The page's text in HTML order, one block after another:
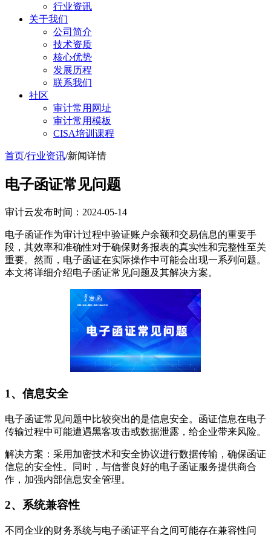
行业资讯
关于我们
公司简介
技术资质
核心优势
发展历程
联系我们
社区
审计常用网址
审计常用模板
CISA培训课程
首页/行业资讯/新闻详情
电子函证常见问题
审计云发布时间：2024-05-14
电子函证作为审计过程中验证账户余额和交易信息的重要手
段，其效率和准确性对于确保财务报表的真实性和完整性至关
重要。然而，电子函证在实际操作中可能会出现一系列问题。
本文将详细介绍电子函证常见问题及其解决方案。
1、信息安全
电子函证常见问题中比较突出的是信息安全。函证信息在电子
传输过程中可能遭遇黑客攻击或数据泄露，给企业带来风险。
解决方案：采用加密技术和安全协议进行数据传输，确保函证
信息的安全性。同时，与信誉良好的电子函证服务提供商合
作，加强内部信息安全管理。
2、系统兼容性
不同企业的财务系统与电子函证平台之间可能存在兼容性问